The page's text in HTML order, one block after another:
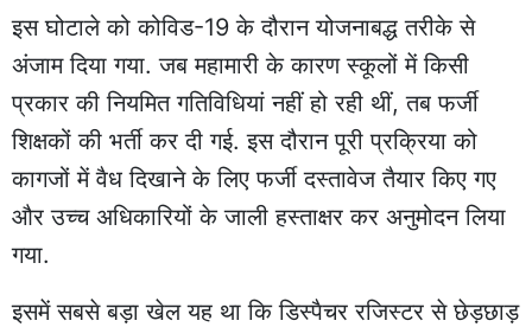
इस घोटाले को कोविड-19 के दौरान योजनाबद्ध तरीके से
अंजाम दिया गया. जब महामारी के कारण स्कूलों में किसी
प्रकार की नियमित गतिविधियां नहीं हो रही थीं, तब फर्जी
शिक्षकों की भर्ती कर दी गई. इस दौरान पूरी प्रक्रिया को
कागजों में वैध दिखाने के लिए फर्जी दस्तावेज तैयार किए गए
और उच्च अधिकारियों के जाली हस्ताक्षर कर अनुमोदन लिया
गया.
इसमें सबसे बड़ा खेल यह था कि डिस्पैचर रजिस्टर से छेड़छाड़